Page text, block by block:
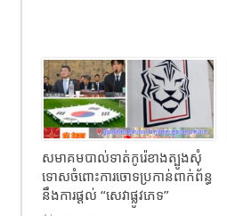
សមាគមបាល់ទាត់កូរ៉េខាងត្បូងសុំ
ទោសចំពោះការចោទប្រកាន់ពាក់ព័ន្ធ
នឹងការផ្តល់ “សេវាផ្លូវភេទ”